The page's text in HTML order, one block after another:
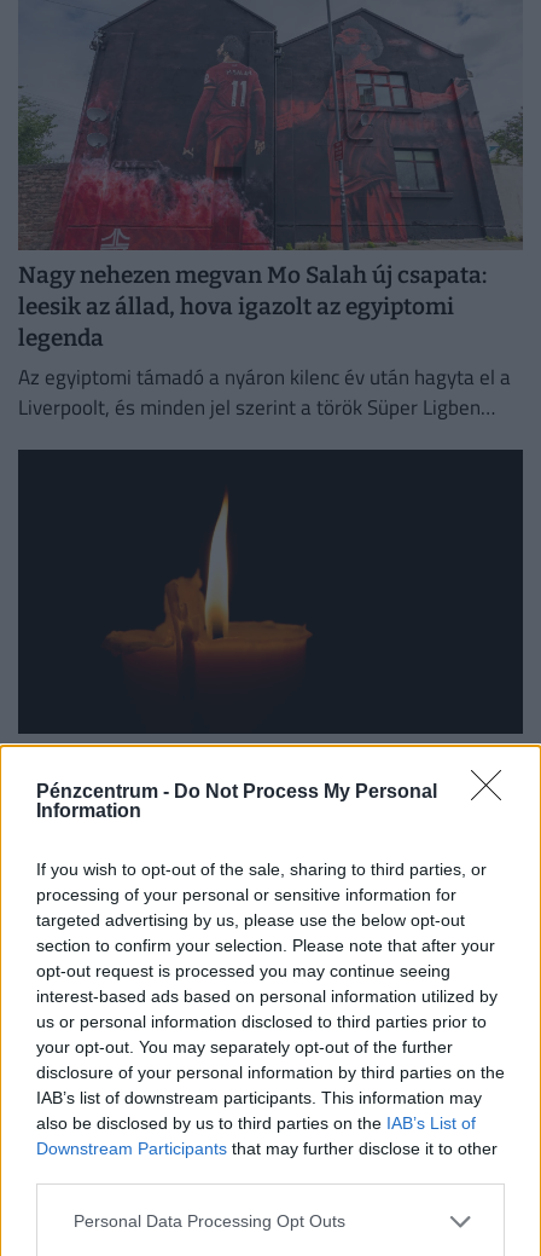
Pénzcentrum - Do Not Process My Personal
Information
If you wish to opt-out of the sale, sharing to third parties, or
processing of your personal or sensitive information for
targeted advertising by us, please use the below opt-out
section to confirm your selection. Please note that after your
opt-out request is processed you may continue seeing
interest-based ads based on personal information utilized by
us or personal information disclosed to third parties prior to
your opt-out. You may separately opt-out of the further
disclosure of your personal information by third parties on the
IAB’s list of downstream participants. This information may
also be disclosed by us to third parties on the IAB’s List of
Downstream Participants that may further disclose it to other
Personal Data Processing Opt Outs
Nagy nehezen megvan Mo Salah új csapata:
leesik az állad, hova igazolt az egyiptomi
legenda
Az egyiptomi támadó a nyáron kilenc év után hagyta el a
Liverpoolt, és minden jel szerint a török Süper Ligben
evezős, korábbi szövetségi kapitány
ezüstérmes evezős, aki két ciklusban közel húsz éven
keresztül volt szövetségi kapitány.
Komoly fogás a PL-címvédő Arsenalnál: 75